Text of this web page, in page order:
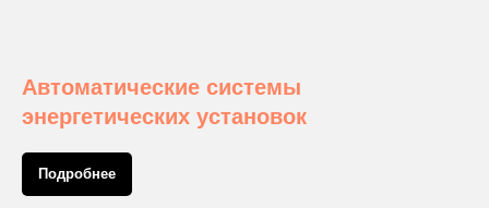
Автоматические системы
энергетических установок
Подробнее